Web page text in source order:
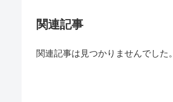
関連記事
関連記事は見つかりませんでした。